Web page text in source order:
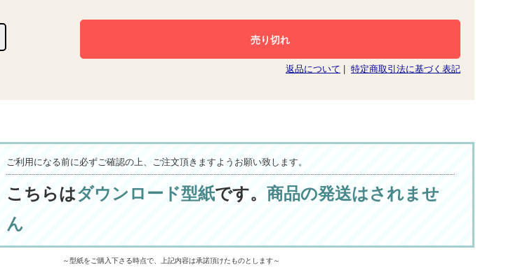
返品について 特定商取引法に基づく表記
ご利用になる前に必ずご確認の上、ご注文頂きますようお願い致します。
こちらはダウンロード型紙です。 商品の発送はされませ
ん
～型紙をご購入下さる時点で、上記内容は承諾頂けたものとします～